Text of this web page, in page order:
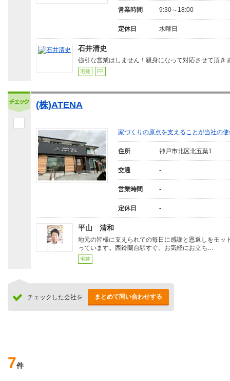
営業時間 9:30～18:00
定休日 水曜日
石井清史
強引な営業はしません！親身になって対応させて頂き
宅建 FP
(株)ATENA
家づくりの原点を支えることが当社の
住所 神戸市北区北五葉1
交通 -
営業時間 -
定休日 -
平山 清和
地元の皆様に支えられての毎日に感謝と恩返しをモッ
っています。西鈴蘭台駅すぐ。お気軽にお立ち…
宅建
チェックした会社を まとめて問い合わせする
7件